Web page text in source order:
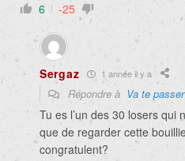
6 -25
Sergaz 1 année il y a
Répondre à Va te
Tu es l’un des 30 losers qui
que de regarder cette
congratulent?